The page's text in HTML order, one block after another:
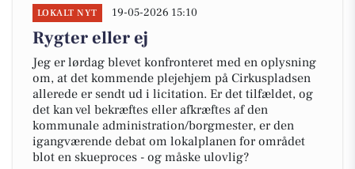
LOKALT NYT 19-05-2026 15:10
Rygter eller ej
Jeg er lørdag blevet konfronteret med en oplysning
om, at det kommende plejehjem på Cirkuspladsen
allerede er sendt ud i licitation. Er det tilfældet, og
det kan vel bekræftes eller afkræftes af den
kommunale administration/borgmester, er den
igangværende debat om lokalplanen for området
blot en skueproces - og måske ulovlig?